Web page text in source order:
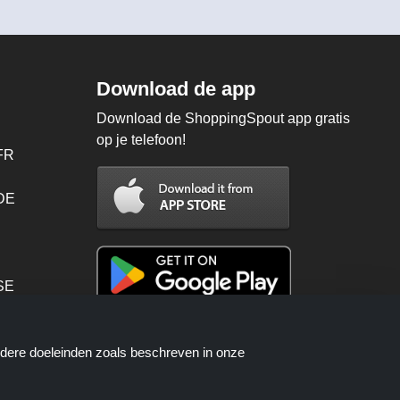
Download de app
Download de ShoppingSpout app gratis
op je telefoon!
doeleinden zoals beschreven in onze